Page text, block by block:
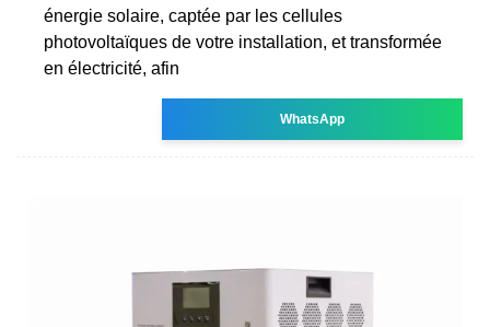
énergie solaire, captée par les cellules
photovoltaïques de votre installation, et transformée
en électricité, afin
WhatsApp